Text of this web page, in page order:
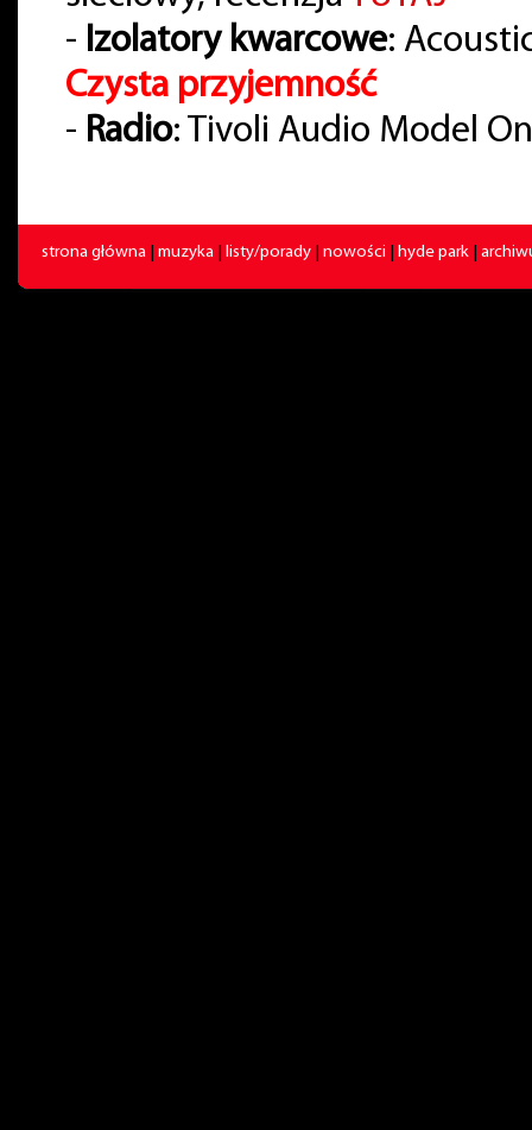
- Izolatory kwarcowe:
Czysta przyjemność
- Radio: Tivoli Audio Model
strona główna muzyka listy/porady nowości hyde park